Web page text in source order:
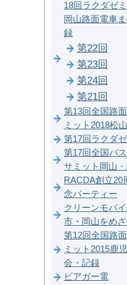
18回ラクダゼ
岡山路面電車
録
第22回
第23回
第24回
第21回
第13回全国路
ミット2018松山
第17回ラクダゼ
第17回全国バ
サミット岡山
RACDA創立20
念パーティー
クリーンモバ
市・岡山をめざ
第12回全国路
ミット2015鹿
会・記録
ビアガー電